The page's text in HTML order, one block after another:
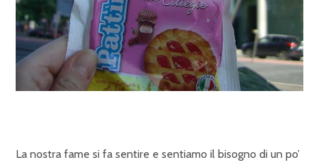
La nostra fame si fa sentire e sentiamo il bisogno di un po’